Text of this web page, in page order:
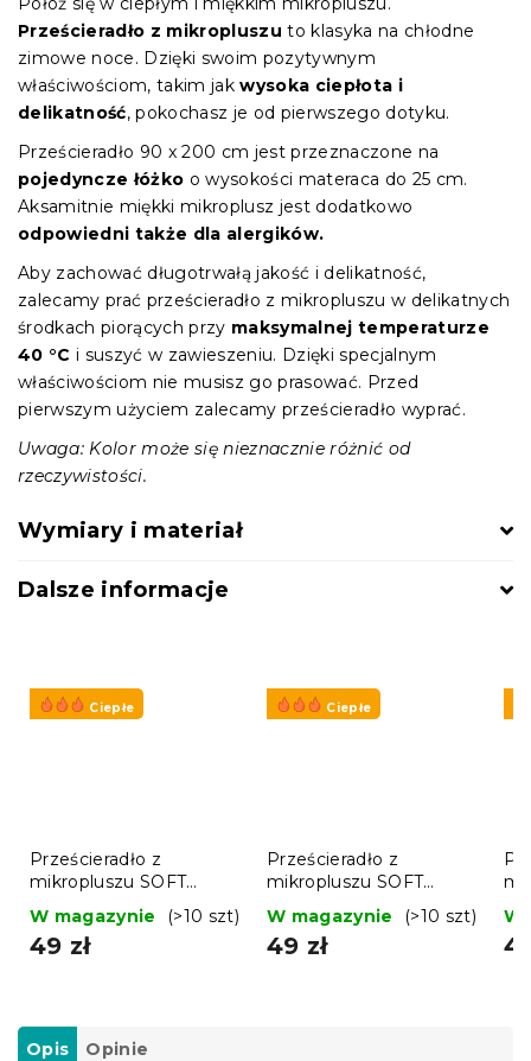
Prześcieradło z mikropluszu to klasyka na chłodne
zimowe noce. Dzięki swoim pozytywnym
właściwościom, takim jakwysoka ciepłota i
delikatność, pokochasz je od pierwszego dotyku.
Prześcieradło 90 x 200 cm jest przeznaczone na
pojedyncze łóżko o wysokości materaca do 25 cm.
Aksamitnie miękki mikroplusz jest dodatkowo
odpowiedni także dla alergików.
Aby zachować długotrwałą jakość i delikatność,
zalecamy prać prześcieradło z mikropluszu w delikatnych
środkach piorących przy maksymalnej temperaturze
40 °C i suszyć w zawieszeniu. Dzięki specjalnym
właściwościom nie musisz go prasować. Przed
pierwszym użyciem zalecamy prześcieradło wyprać.
Uwaga: Kolor może się nieznacznie różnić od
rzeczywistości.
Wymiary i materiał
Dalsze informacje
Ciepłe
Prześcieradło z
mikropluszu SOFT
90x200 cm czarne
W magazynie (>10 szt)
49 zł
Ciepłe
Prześcieradło z
mikropluszu SOFT
90x200 cm jasnoszare
W magazynie (>10 szt)
49 zł
W
Opis Opinie